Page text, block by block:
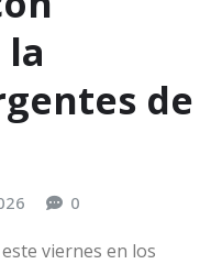
de
0
viernes en los